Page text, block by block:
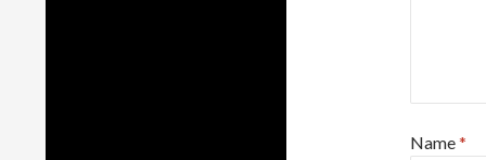
Name*